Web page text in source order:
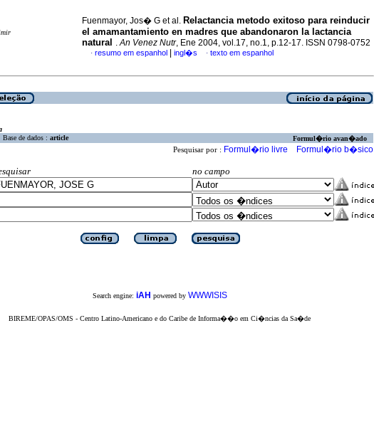
Fuenmayor, Jos� G et al. Relactancia metodo exitoso para reinducir
el amamantamiento en madres que abandonaron la lactancia
natural .An Venez Nutr, Ene 2004, vol.17, no.1, p.12-17. ISSN 0798-0752
· resumo em espanhol ingl�s · texto em espanhol
Base de dados : article Formul�rio avan�ado
Pesquisar por : Formul�rio livre Formul�rio b�sico
no campo
Search engine: iAH powered by WWWISIS
BIREME/OPAS/OMS - Centro Latino-Americano e do Caribe de Informa��o em Ci�ncias da Sa�de